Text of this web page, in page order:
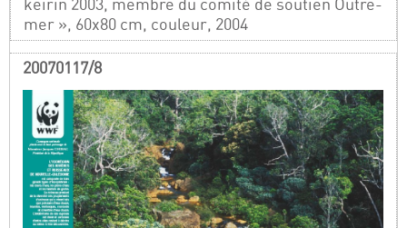
keirin 2003, membre du comité de soutien Outre-
mer », 60x80 cm, couleur, 2004
20070117/8